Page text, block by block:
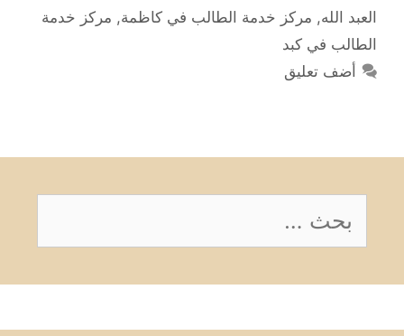
العبد الله, مركز خدمة الطالب في كاظمة, مركز خدمة
الطالب في كبد
أضف تعليق
البحث
عن: